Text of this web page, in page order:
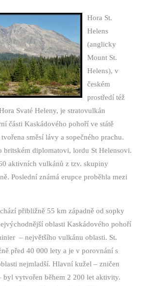
Hora St.
Helens
(anglicky
Mount St.
Helens), v
českém
prostředí též
Svaté Heleny, je stratovulkán
části Kaskádového pohoří ve státě
směsí lávy a sopečného prachu.
britském diplomatovi, lordu St Helensovi.
aktivních vulkánů z tzv. skupiny
Poslední známá erupce proběhla mezi
přibližně 55 km západně od sopky
oblasti Kaskádového pohoří
– největšího vulkánu oblasti. St.
před 40 000 lety a je v porovnání s
nejmladší. Hlavní kužel – zničen
byl vytvořen během 2 200 let aktivity.